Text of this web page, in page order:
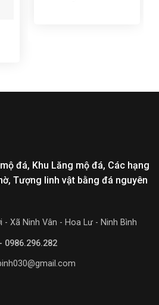
đá, Khu Lăng mộ đá, Các hạng
Tượng linh vật bằng đá nguyên
- Xã Ninh Vân - Hoa Lư - Ninh Bình
0986.296.282